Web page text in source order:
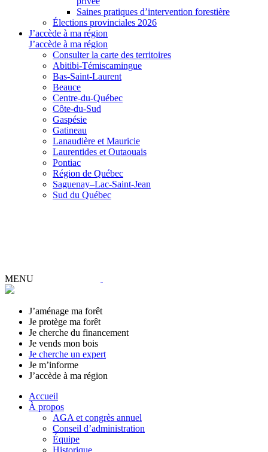
Saines pratiques d’intervention forestière
Élections provinciales 2026
J’accède à ma région
J’accède à ma région
Consulter la carte des territoires
Abitibi-Témiscamingue
Bas-Saint-Laurent
Beauce
Centre-du-Québec
Côte-du-Sud
Gaspésie
Gatineau
Lanaudière et Mauricie
Laurentides et Outaouais
Pontiac
Région de Québec
Saguenay–Lac-Saint-Jean
Sud du Québec
MENU
J’aménage ma forêt
Je protège ma forêt
Je cherche du financement
Je vends mon bois
Je cherche un expert
Je m’informe
J’accède à ma région
Accueil
À propos
AGA et congrès annuel
Conseil d’administration
Équipe
Historique